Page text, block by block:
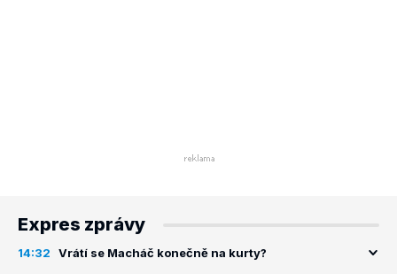
Expres zprávy
14:32 Vrátí se Macháč konečně na kurty?